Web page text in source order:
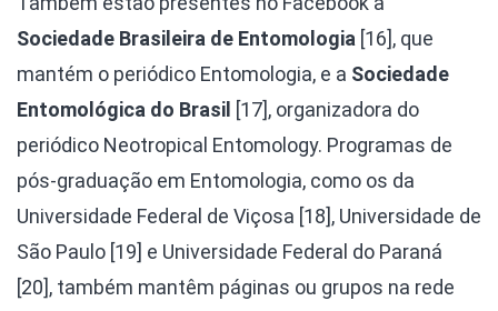
Sociedade Brasileira de Entomologia [16], que
mantém o periódico Entomologia, e a Sociedade
Entomológica do Brasil [17], organizadora do
periódico Neotropical Entomology. Programas de
pós-graduação em Entomologia, como os da
Universidade Federal de Viçosa [18], Universidade de
São Paulo [19] e Universidade Federal do Paraná
[20], também mantêm páginas ou grupos na rede